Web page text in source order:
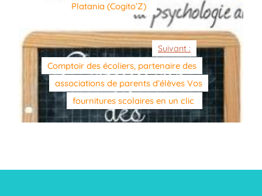
Platania (Cogito’Z)
Suivant :
Comptoir des écoliers, partenaire des
associations de parents d’élèves Vos
fournitures scolaires en un clic